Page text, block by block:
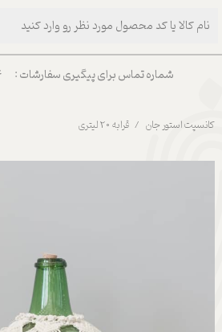
شماره تماس برای پیگیری سفارشات : 09357675776
کانسپت استور جان قرابه 20 لیتری